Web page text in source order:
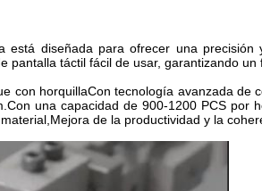
está diseñada para ofrecer una
táctil fácil de usar, garantizando
con horquillaCon tecnología avanzada de
una capacidad de 900-1200 PCS
de la productividad y la